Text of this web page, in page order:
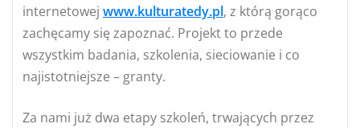
internetowej www.kulturatedy.pl, z którą gorąco
zachęcamy się zapoznać. Projekt to przede
wszystkim badania, szkolenia, sieciowanie i co
najistotniejsze – granty.
Za nami już dwa etapy szkoleń, trwających przez